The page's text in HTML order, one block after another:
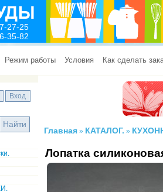
27-25
35-82
Режим работы Условия Как сделать
Главная » КАТАЛОГ. »
Лопатка